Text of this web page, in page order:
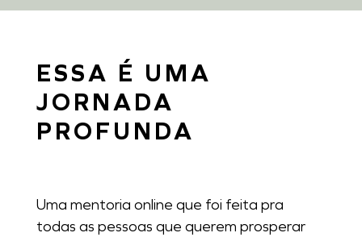
ESSA É UMA
JORNADA
PROFUNDA
Uma mentoria online que foi feita pra
todas as pessoas que querem prosperar